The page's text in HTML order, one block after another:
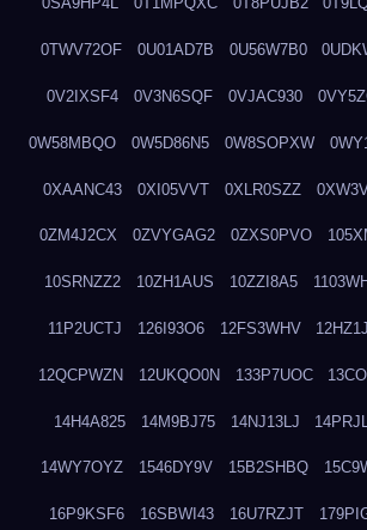
0TWV72OF 0U01AD7B 0U56W7B0
0V2IXSF4 0V3N6SQF 0VJAC930
0W58MBQO 0W5D86N5 0W8SOPXW
0XAANC43 0XI05VVT 0XLR0SZZ
0ZM4J2CX 0ZVYGAG2 0ZXS0PVO
10SRNZZ2 10ZH1AUS 10ZZI8A5
11P2UCTJ 126I93O6 12FS3WHV
12QCPWZN 12UKQO0N 133P7UOC
14H4A825 14M9BJ75 14NJ13LJ
14WY7OYZ 1546DY9V 15B2SHBQ
16P9KSF6 16SBWI43 16U7RZJT